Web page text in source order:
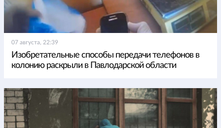
07 августа, 22:39
Изобретательные способы передачи телефонов в
колонию раскрыли в Павлодарской области